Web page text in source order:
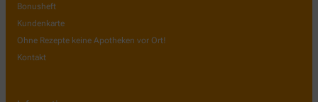
Bonusheft
Kundenkarte
Ohne Rezepte keine Apotheken vor Ort!
Kontakt